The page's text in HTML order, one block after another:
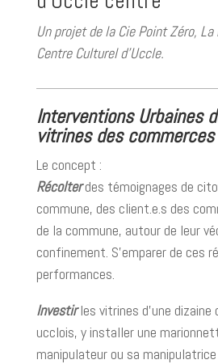
Un projet de la Cie Point Zéro,
Centre Culturel d’Uccle.
Interventions Urbaines
vitrines des commerces
Le concept :
Récolterdes témoignages de
commune, des client.e.s des
de la commune, autour de leur
confinement. S’emparer de ces
performances.
Investirles vitrines d’une dizaine
ucclois, y installer une
manipulateur ou sa